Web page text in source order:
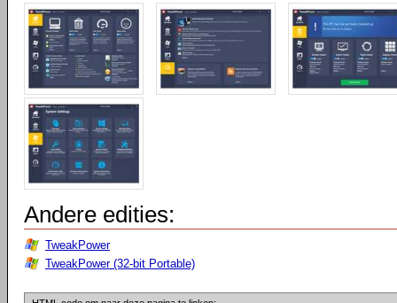
Andere edities:
TweakPower
TweakPower (32-bit Portable)